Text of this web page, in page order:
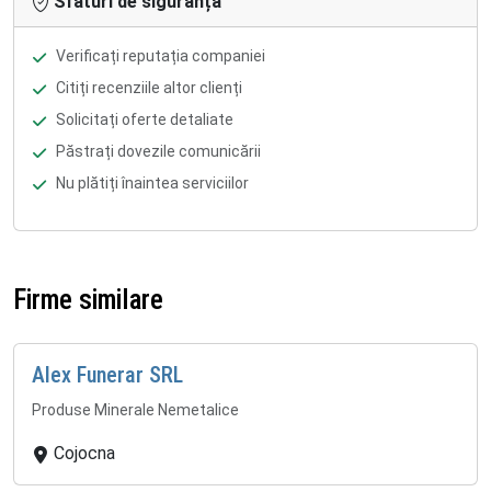
Verificați reputația companiei
Citiți recenziile altor clienți
Solicitați oferte detaliate
Păstrați dovezile comunicării
Nu plătiți înaintea serviciilor
Firme similare
Alex Funerar SRL
Produse Minerale Nemetalice
Cojocna